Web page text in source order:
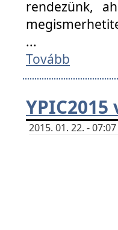
rendezünk,
...
Tovább
YPIC2015
2015. 01. 22. -